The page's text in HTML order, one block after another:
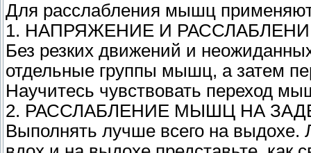
Для расслабления мышц
1. НАПРЯЖЕНИЕ И
Без резких движений и
отдельные группы мышц, а затем
Научитесь чувствовать переход
2. РАССЛАБЛЕНИЕ МЫШЦ НА
Выполнять лучше всего на выдохе.